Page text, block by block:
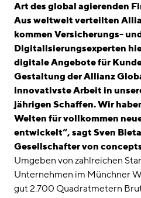
Art des global agierenden
Aus weltweit verteilten
kommen Versicherungs-
Digitalisierungsexperten
digitale Angebote für
Gestaltung der Allianz
innovativste Arbeit in
jährigen Schaffen. Wir
Welten für vollkommen
entwickelt“, sagt Sven
Gesellschafter von
Umgeben von zahlreichen
Unternehmen im Münchner
gut 2.700 Quadratmetern